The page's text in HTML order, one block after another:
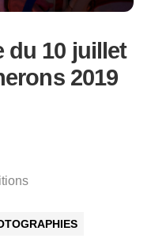
du 10 juillet
2019